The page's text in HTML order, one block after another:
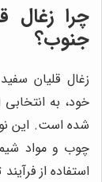
چرا زغال
جنوب؟
زغال قلیان
خود، به
شده است. این
چوب و مواد
استفاده از